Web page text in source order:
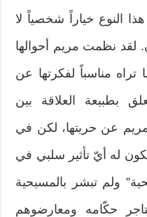
النوع خياراً شخصياً لا
لقد نظمت مريم أحوالها
مناسباً لفكرتها عن
بطبيعة العلاقة بين
عن حريتها، لكن في
له أيّ تأثير سلبي في
ولم تبشر بالمسيحية
حكّامه ومعارضوهم